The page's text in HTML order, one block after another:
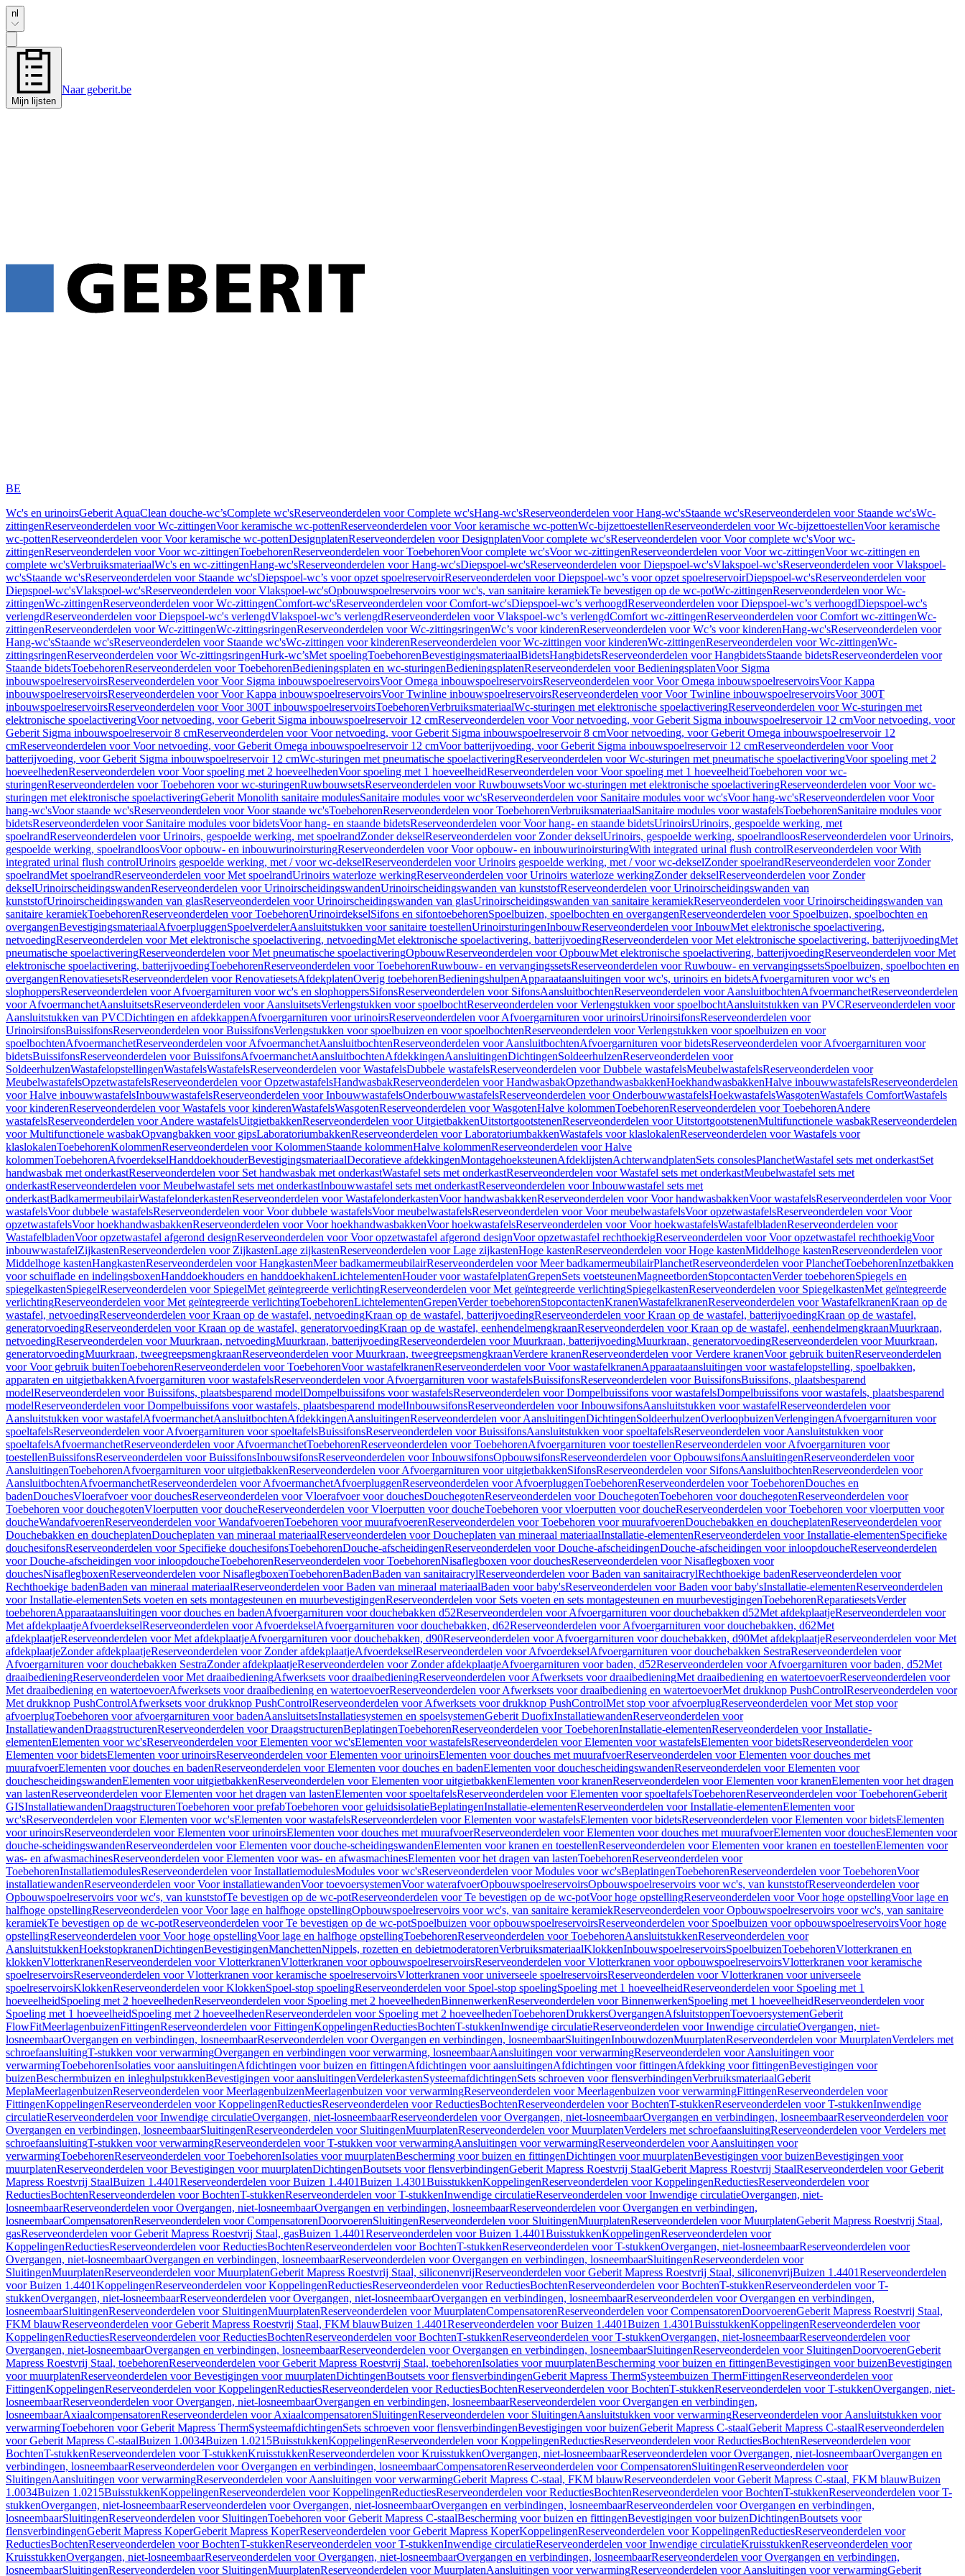
nl
Mijn lijsten
Naar geberit.be
BE
Wc's en urinoirsGeberit AquaClean douche-wc’sComplete wc'sReserveonderdelen voor Complete wc'sHang-wc'sReserveonderdelen voor Hang-wc'sStaande wc'sReserveonderdelen voor Staande wc'sWc-
zittingenReserveonderdelen voor Wc-zittingenVoor keramische wc-pottenReserveonderdelen voor Voor keramische wc-pottenWc-bijzettoestellenReserveonderdelen voor Wc-bijzettoestellenVoor keramische
wc-pottenReserveonderdelen voor Voor keramische wc-pottenDesignplatenReserveonderdelen voor DesignplatenVoor complete wc'sReserveonderdelen voor Voor complete wc'sVoor wc-
zittingenReserveonderdelen voor Voor wc-zittingenToebehorenReserveonderdelen voor ToebehorenVoor complete wc'sVoor wc-zittingenReserveonderdelen voor Voor wc-zittingenVoor wc-zittingen en
complete wc'sVerbruiksmateriaalWc's en wc-zittingenHang-wc'sReserveonderdelen voor Hang-wc'sDiepspoel-wc'sReserveonderdelen voor Diepspoel-wc'sVlakspoel-wc'sReserveonderdelen voor Vlakspoel-
wc'sStaande wc'sReserveonderdelen voor Staande wc'sDiepspoel-wc’s voor opzet spoelreservoirReserveonderdelen voor Diepspoel-wc’s voor opzet spoelreservoirDiepspoel-wc'sReserveonderdelen voor
Diepspoel-wc'sVlakspoel-wc'sReserveonderdelen voor Vlakspoel-wc'sOpbouwspoelreservoirs voor wc's, van sanitaire keramiekTe bevestigen op de wc-potWc-zittingenReserveonderdelen voor Wc-
zittingenWc-zittingenReserveonderdelen voor Wc-zittingenComfort-wc'sReserveonderdelen voor Comfort-wc'sDiepspoel-wc’s verhoogdReserveonderdelen voor Diepspoel-wc’s verhoogdDiepspoel-wc's
verlengdReserveonderdelen voor Diepspoel-wc's verlengdVlakspoel-wc’s verlengdReserveonderdelen voor Vlakspoel-wc’s verlengdComfort wc-zittingenReserveonderdelen voor Comfort wc-zittingenWc-
zittingenReserveonderdelen voor Wc-zittingenWc-zittingsringenReserveonderdelen voor Wc-zittingsringenWc’s voor kinderenReserveonderdelen voor Wc’s voor kinderenHang-wc'sReserveonderdelen voor
Hang-wc'sStaande wc'sReserveonderdelen voor Staande wc'sWc-zittingen voor kinderenReserveonderdelen voor Wc-zittingen voor kinderenWc-zittingenReserveonderdelen voor Wc-zittingenWc-
zittingsringenReserveonderdelen voor Wc-zittingsringenHurk-wc’sMet spoelingToebehorenBevestigingsmateriaalBidetsHangbidetsReserveonderdelen voor HangbidetsStaande bidetsReserveonderdelen voor
Staande bidetsToebehorenReserveonderdelen voor ToebehorenBedieningsplaten en wc-sturingenBedieningsplatenReserveonderdelen voor BedieningsplatenVoor Sigma
inbouwspoelreservoirsReserveonderdelen voor Voor Sigma inbouwspoelreservoirsVoor Omega inbouwspoelreservoirsReserveonderdelen voor Voor Omega inbouwspoelreservoirsVoor Kappa
inbouwspoelreservoirsReserveonderdelen voor Voor Kappa inbouwspoelreservoirsVoor Twinline inbouwspoelreservoirsReserveonderdelen voor Voor Twinline inbouwspoelreservoirsVoor 300T
inbouwspoelreservoirsReserveonderdelen voor Voor 300T inbouwspoelreservoirsToebehorenVerbruiksmateriaalWc-sturingen met elektronische spoelactiveringReserveonderdelen voor Wc-sturingen met
elektronische spoelactiveringVoor netvoeding, voor Geberit Sigma inbouwspoelreservoir 12 cmReserveonderdelen voor Voor netvoeding, voor Geberit Sigma inbouwspoelreservoir 12 cmVoor netvoeding, voor
Geberit Sigma inbouwspoelreservoir 8 cmReserveonderdelen voor Voor netvoeding, voor Geberit Sigma inbouwspoelreservoir 8 cmVoor netvoeding, voor Geberit Omega inbouwspoelreservoir 12
cmReserveonderdelen voor Voor netvoeding, voor Geberit Omega inbouwspoelreservoir 12 cmVoor batterijvoeding, voor Geberit Sigma inbouwspoelreservoir 12 cmReserveonderdelen voor Voor
batterijvoeding, voor Geberit Sigma inbouwspoelreservoir 12 cmWc-sturingen met pneumatische spoelactiveringReserveonderdelen voor Wc-sturingen met pneumatische spoelactiveringVoor spoeling met 2
hoeveelhedenReserveonderdelen voor Voor spoeling met 2 hoeveelhedenVoor spoeling met 1 hoeveelheidReserveonderdelen voor Voor spoeling met 1 hoeveelheidToebehoren voor wc-
sturingenReserveonderdelen voor Toebehoren voor wc-sturingenRuwbouwsetsReserveonderdelen voor RuwbouwsetsVoor wc-sturingen met elektronische spoelactiveringReserveonderdelen voor Voor wc-
sturingen met elektronische spoelactiveringGeberit Monolith sanitaire modulesSanitaire modules voor wc'sReserveonderdelen voor Sanitaire modules voor wc'sVoor hang-wc'sReserveonderdelen voor Voor
hang-wc'sVoor staande wc'sReserveonderdelen voor Voor staande wc'sToebehorenReserveonderdelen voor ToebehorenVerbruiksmateriaalSanitaire modules voor wastafelsToebehorenSanitaire modules voor
bidetsReserveonderdelen voor Sanitaire modules voor bidetsVoor hang- en staande bidetsReserveonderdelen voor Voor hang- en staande bidetsUrinoirsUrinoirs, gespoelde werking, met
spoelrandReserveonderdelen voor Urinoirs, gespoelde werking, met spoelrandZonder dekselReserveonderdelen voor Zonder dekselUrinoirs, gespoelde werking, spoelrandloosReserveonderdelen voor Urinoirs,
gespoelde werking, spoelrandloosVoor opbouw- en inbouwurinoirsturingReserveonderdelen voor Voor opbouw- en inbouwurinoirsturingWith integrated urinal flush controlReserveonderdelen voor With
integrated urinal flush controlUrinoirs gespoelde werking, met / voor wc-dekselReserveonderdelen voor Urinoirs gespoelde werking, met / voor wc-dekselZonder spoelrandReserveonderdelen voor Zonder
spoelrandMet spoelrandReserveonderdelen voor Met spoelrandUrinoirs waterloze werkingReserveonderdelen voor Urinoirs waterloze werkingZonder dekselReserveonderdelen voor Zonder
dekselUrinoirscheidingswandenReserveonderdelen voor UrinoirscheidingswandenUrinoirscheidingswanden van kunststofReserveonderdelen voor Urinoirscheidingswanden van
kunststofUrinoirscheidingswanden van glasReserveonderdelen voor Urinoirscheidingswanden van glasUrinoirscheidingswanden van sanitaire keramiekReserveonderdelen voor Urinoirscheidingswanden van
sanitaire keramiekToebehorenReserveonderdelen voor ToebehorenUrinoirdekselSifons en sifontoebehorenSpoelbuizen, spoelbochten en overgangenReserveonderdelen voor Spoelbuizen, spoelbochten en
overgangenBevestigingsmateriaalAfvoerpluggenSpoelverdelerAansluitstukken voor sanitaire toestellenUrinoirsturingenInbouwReserveonderdelen voor InbouwMet elektronische spoelactivering,
netvoedingReserveonderdelen voor Met elektronische spoelactivering, netvoedingMet elektronische spoelactivering, batterijvoedingReserveonderdelen voor Met elektronische spoelactivering, batterijvoedingMet
pneumatische spoelactiveringReserveonderdelen voor Met pneumatische spoelactiveringOpbouwReserveonderdelen voor OpbouwMet elektronische spoelactivering, batterijvoedingReserveonderdelen voor Met
elektronische spoelactivering, batterijvoedingToebehorenReserveonderdelen voor ToebehorenRuwbouw- en vervangingssetsReserveonderdelen voor Ruwbouw- en vervangingssetsSpoelbuizen, spoelbochten en
overgangenRenovatiesetsReserveonderdelen voor RenovatiesetsAfdekplatenOverig toebehorenBedieningshulpenApparaataansluitingen voor wc's, urinoirs en bidetsAfvoergarnituren voor wc's en
slophoppersReserveonderdelen voor Afvoergarnituren voor wc's en slophoppersSifonsReserveonderdelen voor SifonsAansluitbochtenReserveonderdelen voor AansluitbochtenAfvoermanchetReserveonderdelen
voor AfvoermanchetAansluitsetsReserveonderdelen voor AansluitsetsVerlengstukken voor spoelbochtReserveonderdelen voor Verlengstukken voor spoelbochtAansluitstukken van PVCReserveonderdelen voor
Aansluitstukken van PVCDichtingen en afdekkappenAfvoergarnituren voor urinoirsReserveonderdelen voor Afvoergarnituren voor urinoirsUrinoirsifonsReserveonderdelen voor
UrinoirsifonsBuissifonsReserveonderdelen voor BuissifonsVerlengstukken voor spoelbuizen en voor spoelbochtenReserveonderdelen voor Verlengstukken voor spoelbuizen en voor
spoelbochtenAfvoermanchetReserveonderdelen voor AfvoermanchetAansluitbochtenReserveonderdelen voor AansluitbochtenAfvoergarnituren voor bidetsReserveonderdelen voor Afvoergarnituren voor
bidetsBuissifonsReserveonderdelen voor BuissifonsAfvoermanchetAansluitbochtenAfdekkingenAansluitingenDichtingenSoldeerhulzenReserveonderdelen voor
SoldeerhulzenWastafelopstellingenWastafelsWastafelsReserveonderdelen voor WastafelsDubbele wastafelsReserveonderdelen voor Dubbele wastafelsMeubelwastafelsReserveonderdelen voor
MeubelwastafelsOpzetwastafelsReserveonderdelen voor OpzetwastafelsHandwasbakReserveonderdelen voor HandwasbakOpzethandwasbakkenHoekhandwasbakkenHalve inbouwwastafelsReserveonderdelen
voor Halve inbouwwastafelsInbouwwastafelsReserveonderdelen voor InbouwwastafelsOnderbouwwastafelsReserveonderdelen voor OnderbouwwastafelsHoekwastafelsWasgotenWastafels ComfortWastafels
voor kinderenReserveonderdelen voor Wastafels voor kinderenWastafelsWasgotenReserveonderdelen voor WasgotenHalve kolommenToebehorenReserveonderdelen voor ToebehorenAndere
wastafelsReserveonderdelen voor Andere wastafelsUitgietbakkenReserveonderdelen voor UitgietbakkenUitstortgootstenenReserveonderdelen voor UitstortgootstenenMultifunctionele wasbakReserveonderdelen
voor Multifunctionele wasbakOpvangbakken voor gipsLaboratoriumbakkenReserveonderdelen voor LaboratoriumbakkenWastafels voor klaslokalenReserveonderdelen voor Wastafels voor
klaslokalenToebehorenKolommenReserveonderdelen voor KolommenStaande kolommenHalve kolommenReserveonderdelen voor Halve
kolommenToebehorenAfvoerdekselHanddoekhouderBevestigingsmateriaalDecoratieve afdekkingenMontagehoeksteunenAfdeklijstenAchterwandplatenSets consolesPlanchetWastafel sets met onderkastSet
handwasbak met onderkastReserveonderdelen voor Set handwasbak met onderkastWastafel sets met onderkastReserveonderdelen voor Wastafel sets met onderkastMeubelwastafel sets met
onderkastReserveonderdelen voor Meubelwastafel sets met onderkastInbouwwastafel sets met onderkastReserveonderdelen voor Inbouwwastafel sets met
onderkastBadkamermeubilairWastafelonderkastenReserveonderdelen voor WastafelonderkastenVoor handwasbakkenReserveonderdelen voor Voor handwasbakkenVoor wastafelsReserveonderdelen voor Voor
wastafelsVoor dubbele wastafelsReserveonderdelen voor Voor dubbele wastafelsVoor meubelwastafelsReserveonderdelen voor Voor meubelwastafelsVoor opzetwastafelsReserveonderdelen voor Voor
opzetwastafelsVoor hoekhandwasbakkenReserveonderdelen voor Voor hoekhandwasbakkenVoor hoekwastafelsReserveonderdelen voor Voor hoekwastafelsWastafelbladenReserveonderdelen voor
WastafelbladenVoor opzetwastafel afgerond designReserveonderdelen voor Voor opzetwastafel afgerond designVoor opzetwastafel rechthoekigReserveonderdelen voor Voor opzetwastafel rechthoekigVoor
inbouwwastafelZijkastenReserveonderdelen voor ZijkastenLage zijkastenReserveonderdelen voor Lage zijkastenHoge kastenReserveonderdelen voor Hoge kastenMiddelhoge kastenReserveonderdelen voor
Middelhoge kastenHangkastenReserveonderdelen voor HangkastenMeer badkamermeubilairReserveonderdelen voor Meer badkamermeubilairPlanchetReserveonderdelen voor PlanchetToebehorenInzetbakken
voor schuiflade en indelingsboxenHanddoekhouders en handdoekhakenLichtelementenHouder voor wastafelplatenGrepenSets voetsteunenMagneetbordenStopcontactenVerder toebehorenSpiegels en
spiegelkastenSpiegelReserveonderdelen voor SpiegelMet geïntegreerde verlichtingReserveonderdelen voor Met geïntegreerde verlichtingSpiegelkastenReserveonderdelen voor SpiegelkastenMet geïntegreerde
verlichtingReserveonderdelen voor Met geïntegreerde verlichtingToebehorenLichtelementenGrepenVerder toebehorenStopcontactenKranenWastafelkranenReserveonderdelen voor WastafelkranenKraan op de
wastafel, netvoedingReserveonderdelen voor Kraan op de wastafel, netvoedingKraan op de wastafel, batterijvoedingReserveonderdelen voor Kraan op de wastafel, batterijvoedingKraan op de wastafel,
generatorvoedingReserveonderdelen voor Kraan op de wastafel, generatorvoedingKraan op de wastafel, eenhendelmengkraanReserveonderdelen voor Kraan op de wastafel, eenhendelmengkraanMuurkraan,
netvoedingReserveonderdelen voor Muurkraan, netvoedingMuurkraan, batterijvoedingReserveonderdelen voor Muurkraan, batterijvoedingMuurkraan, generatorvoedingReserveonderdelen voor Muurkraan,
generatorvoedingMuurkraan, tweegreepsmengkraanReserveonderdelen voor Muurkraan, tweegreepsmengkraanVerdere kranenReserveonderdelen voor Verdere kranenVoor gebruik buitenReserveonderdelen
voor Voor gebruik buitenToebehorenReserveonderdelen voor ToebehorenVoor wastafelkranenReserveonderdelen voor Voor wastafelkranenApparaataansluitingen voor wastafelopstelling, spoelbakken,
apparaten en uitgietbakkenAfvoergarnituren voor wastafelsReserveonderdelen voor Afvoergarnituren voor wastafelsBuissifonsReserveonderdelen voor BuissifonsBuissifons, plaatsbesparend
modelReserveonderdelen voor Buissifons, plaatsbesparend modelDompelbuissifons voor wastafelsReserveonderdelen voor Dompelbuissifons voor wastafelsDompelbuissifons voor wastafels, plaatsbesparend
modelReserveonderdelen voor Dompelbuissifons voor wastafels, plaatsbesparend modelInbouwsifonsReserveonderdelen voor InbouwsifonsAansluitstukken voor wastafelReserveonderdelen voor
Aansluitstukken voor wastafelAfvoermanchetAansluitbochtenAfdekkingenAansluitingenReserveonderdelen voor AansluitingenDichtingenSoldeerhulzenOverloopbuizenVerlengingenAfvoergarnituren voor
spoeltafelsReserveonderdelen voor Afvoergarnituren voor spoeltafelsBuissifonsReserveonderdelen voor BuissifonsAansluitstukken voor spoeltafelsReserveonderdelen voor Aansluitstukken voor
spoeltafelsAfvoermanchetReserveonderdelen voor AfvoermanchetToebehorenReserveonderdelen voor ToebehorenAfvoergarnituren voor toestellenReserveonderdelen voor Afvoergarnituren voor
toestellenBuissifonsReserveonderdelen voor BuissifonsInbouwsifonsReserveonderdelen voor InbouwsifonsOpbouwsifonsReserveonderdelen voor OpbouwsifonsAansluitingenReserveonderdelen voor
AansluitingenToebehorenAfvoergarnituren voor uitgietbakkenReserveonderdelen voor Afvoergarnituren voor uitgietbakkenSifonsReserveonderdelen voor SifonsAansluitbochtenReserveonderdelen voor
AansluitbochtenAfvoermanchetReserveonderdelen voor AfvoermanchetAfvoerpluggenReserveonderdelen voor AfvoerpluggenToebehorenReserveonderdelen voor ToebehorenDouches en
badenDouchesVloerafvoer voor douchesReserveonderdelen voor Vloerafvoer voor douchesDouchegotenReserveonderdelen voor DouchegotenToebehoren voor douchegotenReserveonderdelen voor
Toebehoren voor douchegotenVloerputten voor doucheReserveonderdelen voor Vloerputten voor doucheToebehoren voor vloerputten voor doucheReserveonderdelen voor Toebehoren voor vloerputten voor
doucheWandafvoerenReserveonderdelen voor WandafvoerenToebehoren voor muurafvoerenReserveonderdelen voor Toebehoren voor muurafvoerenDouchebakken en doucheplatenReserveonderdelen voor
Douchebakken en doucheplatenDoucheplaten van mineraal materiaalReserveonderdelen voor Doucheplaten van mineraal materiaalInstallatie-elementenReserveonderdelen voor Installatie-elementenSpecifieke
douchesifonsReserveonderdelen voor Specifieke douchesifonsToebehorenDouche-afscheidingenReserveonderdelen voor Douche-afscheidingenDouche-afscheidingen voor inloopdoucheReserveonderdelen
voor Douche-afscheidingen voor inloopdoucheToebehorenReserveonderdelen voor ToebehorenNisaflegboxen voor douchesReserveonderdelen voor Nisaflegboxen voor
douchesNisaflegboxenReserveonderdelen voor NisaflegboxenToebehorenBadenBaden van sanitairacrylReserveonderdelen voor Baden van sanitairacrylRechthoekige badenReserveonderdelen voor
Rechthoekige badenBaden van mineraal materiaalReserveonderdelen voor Baden van mineraal materiaalBaden voor baby'sReserveonderdelen voor Baden voor baby'sInstallatie-elementenReserveonderdelen
voor Installatie-elementenSets voeten en sets montagesteunen en muurbevestigingenReserveonderdelen voor Sets voeten en sets montagesteunen en muurbevestigingenToebehorenReparatiesetsVerder
toebehorenApparaataansluitingen voor douches en badenAfvoergarnituren voor douchebakken d52Reserveonderdelen voor Afvoergarnituren voor douchebakken d52Met afdekplaatjeReserveonderdelen voor
Met afdekplaatjeAfvoerdekselReserveonderdelen voor AfvoerdekselAfvoergarnituren voor douchebakken, d62Reserveonderdelen voor Afvoergarnituren voor douchebakken, d62Met
afdekplaatjeReserveonderdelen voor Met afdekplaatjeAfvoergarnituren voor douchebakken, d90Reserveonderdelen voor Afvoergarnituren voor douchebakken, d90Met afdekplaatjeReserveonderdelen voor Met
afdekplaatjeZonder afdekplaatjeReserveonderdelen voor Zonder afdekplaatjeAfvoerdekselReserveonderdelen voor AfvoerdekselAfvoergarnituren voor douchebakken SestraReserveonderdelen voor
Afvoergarnituren voor douchebakken SestraZonder afdekplaatjeReserveonderdelen voor Zonder afdekplaatjeAfvoergarnituren voor baden, d52Reserveonderdelen voor Afvoergarnituren voor baden, d52Met
draaibedieningReserveonderdelen voor Met draaibedieningAfwerksets voor draaibedieningReserveonderdelen voor Afwerksets voor draaibedieningMet draaibediening en watertoevoerReserveonderdelen voor
Met draaibediening en watertoevoerAfwerksets voor draaibediening en watertoevoerReserveonderdelen voor Afwerksets voor draaibediening en watertoevoerMet drukknop PushControlReserveonderdelen voor
Met drukknop PushControlAfwerksets voor drukknop PushControlReserveonderdelen voor Afwerksets voor drukknop PushControlMet stop voor afvoerplugReserveonderdelen voor Met stop voor
afvoerplugToebehoren voor afvoergarnituren voor badenAansluitsetsInstallatiesystemen en spoelsystemenGeberit DuofixInstallatiewandenReserveonderdelen voor
InstallatiewandenDraagstructurenReserveonderdelen voor DraagstructurenBeplatingenToebehorenReserveonderdelen voor ToebehorenInstallatie-elementenReserveonderdelen voor Installatie-
elementenElementen voor wc'sReserveonderdelen voor Elementen voor wc'sElementen voor wastafelsReserveonderdelen voor Elementen voor wastafelsElementen voor bidetsReserveonderdelen voor
Elementen voor bidetsElementen voor urinoirsReserveonderdelen voor Elementen voor urinoirsElementen voor douches met muurafvoerReserveonderdelen voor Elementen voor douches met
muurafvoerElementen voor douches en badenReserveonderdelen voor Elementen voor douches en badenElementen voor douchescheidingswandenReserveonderdelen voor Elementen voor
douchescheidingswandenElementen voor uitgietbakkenReserveonderdelen voor Elementen voor uitgietbakkenElementen voor kranenReserveonderdelen voor Elementen voor kranenElementen voor het dragen
van lastenReserveonderdelen voor Elementen voor het dragen van lastenElementen voor spoeltafelsReserveonderdelen voor Elementen voor spoeltafelsToebehorenReserveonderdelen voor ToebehorenGeberit
GISInstallatiewandenDraagstructurenToebehoren voor prefabToebehoren voor geluidsisolatieBeplatingenInstallatie-elementenReserveonderdelen voor Installatie-elementenElementen voor
wc'sReserveonderdelen voor Elementen voor wc'sElementen voor wastafelsReserveonderdelen voor Elementen voor wastafelsElementen voor bidetsReserveonderdelen voor Elementen voor bidetsElementen
voor urinoirsReserveonderdelen voor Elementen voor urinoirsElementen voor douches met muurafvoerReserveonderdelen voor Elementen voor douches met muurafvoerElementen voor douchesElementen voor
douche-scheidingswandenReserveonderdelen voor Elementen voor douche-scheidingswandenElementen voor kranen en toestellenReserveonderdelen voor Elementen voor kranen en toestellenElementen voor
was- en afwasmachinesReserveonderdelen voor Elementen voor was- en afwasmachinesElementen voor het dragen van lastenToebehorenReserveonderdelen voor
ToebehorenInstallatiemodulesReserveonderdelen voor InstallatiemodulesModules voor wc'sReserveonderdelen voor Modules voor wc'sBeplatingenToebehorenReserveonderdelen voor ToebehorenVoor
installatiewandenReserveonderdelen voor Voor installatiewandenVoor toevoersystemenVoor waterafvoerOpbouwspoelreservoirsOpbouwspoelreservoirs voor wc's, van kunststofReserveonderdelen voor
Opbouwspoelreservoirs voor wc's, van kunststofTe bevestigen op de wc-potReserveonderdelen voor Te bevestigen op de wc-potVoor hoge opstellingReserveonderdelen voor Voor hoge opstellingVoor lage en
halfhoge opstellingReserveonderdelen voor Voor lage en halfhoge opstellingOpbouwspoelreservoirs voor wc's, van sanitaire keramiekReserveonderdelen voor Opbouwspoelreservoirs voor wc's, van sanitaire
keramiekTe bevestigen op de wc-potReserveonderdelen voor Te bevestigen op de wc-potSpoelbuizen voor opbouwspoelreservoirsReserveonderdelen voor Spoelbuizen voor opbouwspoelreservoirsVoor hoge
opstellingReserveonderdelen voor Voor hoge opstellingVoor lage en halfhoge opstellingToebehorenReserveonderdelen voor ToebehorenAansluitstukkenReserveonderdelen voor
AansluitstukkenHoekstopkranenDichtingenBevestigingenManchettenNippels, rozetten en debietmoderatorenVerbruiksmateriaalKlokkenInbouwspoelreservoirsSpoelbuizenToebehorenVlotterkranen en
klokkenVlotterkranenReserveonderdelen voor VlotterkranenVlotterkranen voor opbouwspoelreservoirsReserveonderdelen voor Vlotterkranen voor opbouwspoelreservoirsVlotterkranen voor keramische
spoelreservoirsReserveonderdelen voor Vlotterkranen voor keramische spoelreservoirsVlotterkranen voor universeele spoelreservoirsReserveonderdelen voor Vlotterkranen voor universeele
spoelreservoirsKlokkenReserveonderdelen voor KlokkenSpoel-stop spoelingReserveonderdelen voor Spoel-stop spoelingSpoeling met 1 hoeveelheidReserveonderdelen voor Spoeling met 1
hoeveelheidSpoeling met 2 hoeveelhedenReserveonderdelen voor Spoeling met 2 hoeveelhedenBinnenwerkenReserveonderdelen voor BinnenwerkenSpoeling met 1 hoeveelheidReserveonderdelen voor
Spoeling met 1 hoeveelheidSpoeling met 2 hoeveelhedenReserveonderdelen voor Spoeling met 2 hoeveelhedenToebehorenDrukkersOvergangenAfsluitstoppenToevoersystemenGeberit
FlowFitMeerlagenbuizenFittingenReserveonderdelen voor FittingenKoppelingenReductiesBochtenT-stukkenInwendige circulatieReserveonderdelen voor Inwendige circulatieOvergangen, niet-
losneembaarOvergangen en verbindingen, losneembaarReserveonderdelen voor Overgangen en verbindingen, losneembaarSluitingenInbouwdozenMuurplatenReserveonderdelen voor MuurplatenVerdelers met
schroefaansluitingT-stukken voor verwarmingOvergangen en verbindingen voor verwarming, losneembaarAansluitingen voor verwarmingReserveonderdelen voor Aansluitingen voor
verwarmingToebehorenIsolaties voor aansluitingenAfdichtingen voor buizen en fittingenAfdichtingen voor aansluitingenAfdichtingen voor fittingenAfdekking voor fittingenBevestigingen voor
buizenBeschermbuizen en inleghulpstukkenBevestigingen voor aansluitingenVerdelerkastenSysteemafdichtingenSets schroeven voor flensverbindingenVerbruiksmateriaalGeberit
MeplaMeerlagenbuizenReserveonderdelen voor MeerlagenbuizenMeerlagenbuizen voor verwarmingReserveonderdelen voor Meerlagenbuizen voor verwarmingFittingenReserveonderdelen voor
FittingenKoppelingenReserveonderdelen voor KoppelingenReductiesReserveonderdelen voor ReductiesBochtenReserveonderdelen voor BochtenT-stukkenReserveonderdelen voor T-stukkenInwendige
circulatieReserveonderdelen voor Inwendige circulatieOvergangen, niet-losneembaarReserveonderdelen voor Overgangen, niet-losneembaarOvergangen en verbindingen, losneembaarReserveonderdelen voor
Overgangen en verbindingen, losneembaarSluitingenReserveonderdelen voor SluitingenMuurplatenReserveonderdelen voor MuurplatenVerdelers met schroefaansluitingReserveonderdelen voor Verdelers met
schroefaansluitingT-stukken voor verwarmingReserveonderdelen voor T-stukken voor verwarmingAansluitingen voor verwarmingReserveonderdelen voor Aansluitingen voor
verwarmingToebehorenReserveonderdelen voor ToebehorenIsolaties voor muurplatenBescherming voor buizen en fittingenDichtingen voor muurplatenBevestigingen voor buizenBevestigingen voor
muurplatenReserveonderdelen voor Bevestigingen voor muurplatenDichtingenBoutsets voor flensverbindingenGeberit Mapress Roestvrij StaalGeberit Mapress Roestvrij StaalReserveonderdelen voor Geberit
Mapress Roestvrij StaalBuizen 1.4401Reserveonderdelen voor Buizen 1.4401Buizen 1.4301BuisstukkenKoppelingenReserveonderdelen voor KoppelingenReductiesReserveonderdelen voor
ReductiesBochtenReserveonderdelen voor BochtenT-stukkenReserveonderdelen voor T-stukkenInwendige circulatieReserveonderdelen voor Inwendige circulatieOvergangen, niet-
losneembaarReserveonderdelen voor Overgangen, niet-losneembaarOvergangen en verbindingen, losneembaarReserveonderdelen voor Overgangen en verbindingen,
losneembaarCompensatorenReserveonderdelen voor CompensatorenDoorvoerenSluitingenReserveonderdelen voor SluitingenMuurplatenReserveonderdelen voor MuurplatenGeberit Mapress Roestvrij Staal,
gasReserveonderdelen voor Geberit Mapress Roestvrij Staal, gasBuizen 1.4401Reserveonderdelen voor Buizen 1.4401BuisstukkenKoppelingenReserveonderdelen voor
KoppelingenReductiesReserveonderdelen voor ReductiesBochtenReserveonderdelen voor BochtenT-stukkenReserveonderdelen voor T-stukkenOvergangen, niet-losneembaarReserveonderdelen voor
Overgangen, niet-losneembaarOvergangen en verbindingen, losneembaarReserveonderdelen voor Overgangen en verbindingen, losneembaarSluitingenReserveonderdelen voor
SluitingenMuurplatenReserveonderdelen voor MuurplatenGeberit Mapress Roestvrij Staal, siliconenvrijReserveonderdelen voor Geberit Mapress Roestvrij Staal, siliconenvrijBuizen 1.4401Reserveonderdelen
voor Buizen 1.4401KoppelingenReserveonderdelen voor KoppelingenReductiesReserveonderdelen voor ReductiesBochtenReserveonderdelen voor BochtenT-stukkenReserveonderdelen voor T-
stukkenOvergangen, niet-losneembaarReserveonderdelen voor Overgangen, niet-losneembaarOvergangen en verbindingen, losneembaarReserveonderdelen voor Overgangen en verbindingen,
losneembaarSluitingenReserveonderdelen voor SluitingenMuurplatenReserveonderdelen voor MuurplatenCompensatorenReserveonderdelen voor CompensatorenDoorvoerenGeberit Mapress Roestvrij Staal,
FKM blauwReserveonderdelen voor Geberit Mapress Roestvrij Staal, FKM blauwBuizen 1.4401Reserveonderdelen voor Buizen 1.4401Buizen 1.4301BuisstukkenKoppelingenReserveonderdelen voor
KoppelingenReductiesReserveonderdelen voor ReductiesBochtenReserveonderdelen voor BochtenT-stukkenReserveonderdelen voor T-stukkenOvergangen, niet-losneembaarReserveonderdelen voor
Overgangen, niet-losneembaarOvergangen en verbindingen, losneembaarReserveonderdelen voor Overgangen en verbindingen, losneembaarSluitingenReserveonderdelen voor SluitingenDoorvoerenGeberit
Mapress Roestvrij Staal, toebehorenReserveonderdelen voor Geberit Mapress Roestvrij Staal, toebehorenIsolaties voor muurplatenBescherming voor buizen en fittingenBevestigingen voor buizenBevestigingen
voor muurplatenReserveonderdelen voor Bevestigingen voor muurplatenDichtingenBoutsets voor flensverbindingenGeberit Mapress ThermSysteembuizen ThermFittingenReserveonderdelen voor
FittingenKoppelingenReserveonderdelen voor KoppelingenReductiesReserveonderdelen voor ReductiesBochtenReserveonderdelen voor BochtenT-stukkenReserveonderdelen voor T-stukkenOvergangen, niet-
losneembaarReserveonderdelen voor Overgangen, niet-losneembaarOvergangen en verbindingen, losneembaarReserveonderdelen voor Overgangen en verbindingen,
losneembaarAxiaalcompensatorenReserveonderdelen voor AxiaalcompensatorenSluitingenReserveonderdelen voor SluitingenAansluitstukken voor verwarmingReserveonderdelen voor Aansluitstukken voor
verwarmingToebehoren voor Geberit Mapress ThermSysteemafdichtingenSets schroeven voor flensverbindingenBevestigingen voor buizenGeberit Mapress C-staalGeberit Mapress C-staalReserveonderdelen
voor Geberit Mapress C-staalBuizen 1.0034Buizen 1.0215BuisstukkenKoppelingenReserveonderdelen voor KoppelingenReductiesReserveonderdelen voor ReductiesBochtenReserveonderdelen voor
BochtenT-stukkenReserveonderdelen voor T-stukkenKruisstukkenReserveonderdelen voor KruisstukkenOvergangen, niet-losneembaarReserveonderdelen voor Overgangen, niet-losneembaarOvergangen en
verbindingen, losneembaarReserveonderdelen voor Overgangen en verbindingen, losneembaarCompensatorenReserveonderdelen voor CompensatorenSluitingenReserveonderdelen voor
SluitingenAansluitingen voor verwarmingReserveonderdelen voor Aansluitingen voor verwarmingGeberit Mapress C-staal, FKM blauwReserveonderdelen voor Geberit Mapress C-staal, FKM blauwBuizen
1.0034Buizen 1.0215BuisstukkenKoppelingenReserveonderdelen voor KoppelingenReductiesReserveonderdelen voor ReductiesBochtenReserveonderdelen voor BochtenT-stukkenReserveonderdelen voor T-
stukkenOvergangen, niet-losneembaarReserveonderdelen voor Overgangen, niet-losneembaarOvergangen en verbindingen, losneembaarReserveonderdelen voor Overgangen en verbindingen,
losneembaarSluitingenReserveonderdelen voor SluitingenToebehoren voor Geberit Mapress C-staalBescherming voor buizen en fittingenBevestigingen voor buizenDichtingenBoutsets voor
flensverbindingenGeberit Mapress KoperGeberit Mapress KoperReserveonderdelen voor Geberit Mapress KoperKoppelingenReserveonderdelen voor KoppelingenReductiesReserveonderdelen voor
ReductiesBochtenReserveonderdelen voor BochtenT-stukkenReserveonderdelen voor T-stukkenInwendige circulatieReserveonderdelen voor Inwendige circulatieKruisstukkenReserveonderdelen voor
KruisstukkenOvergangen, niet-losneembaarReserveonderdelen voor Overgangen, niet-losneembaarOvergangen en verbindingen, losneembaarReserveonderdelen voor Overgangen en verbindingen,
losneembaarSluitingenReserveonderdelen voor SluitingenMuurplatenReserveonderdelen voor MuurplatenAansluitingen voor verwarmingReserveonderdelen voor Aansluitingen voor verwarmingGeberit